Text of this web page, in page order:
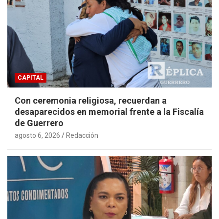
CAPITAL
Con ceremonia religiosa, recuerdan a
desaparecidos en memorial frente a la Fiscalía
de Guerrero
agosto 6, 2026 Redacción